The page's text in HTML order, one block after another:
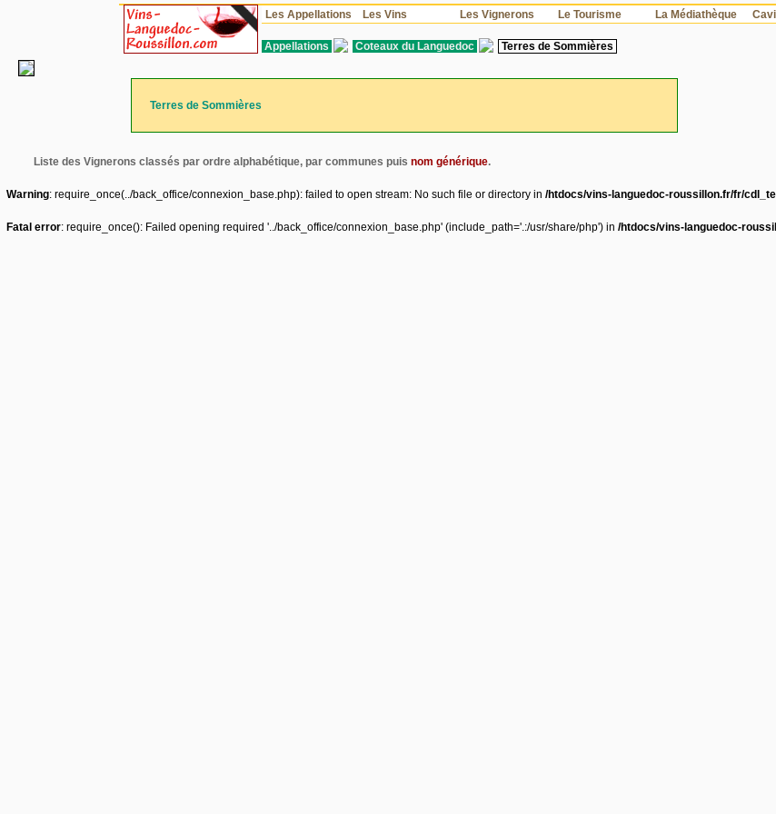
Les Appellations Les Vins Les Vignerons Le Tourisme La Médiathèque
Appellations Coteaux du Languedoc Terres de Sommières
Terres de Sommières
Liste des Vignerons classés par ordre alphabétique, par communes puis nom générique.
Warning: require_once(../back_office/connexion_base.php): failed to open stream: No such file or directory in /htdocs/vins-languedoc-roussillon.fr/fr/
Fatal error: require_once(): Failed opening required '../back_office/connexion_base.php' (include_path='.:/usr/share/php') in /htdocs/vins-languedoc-